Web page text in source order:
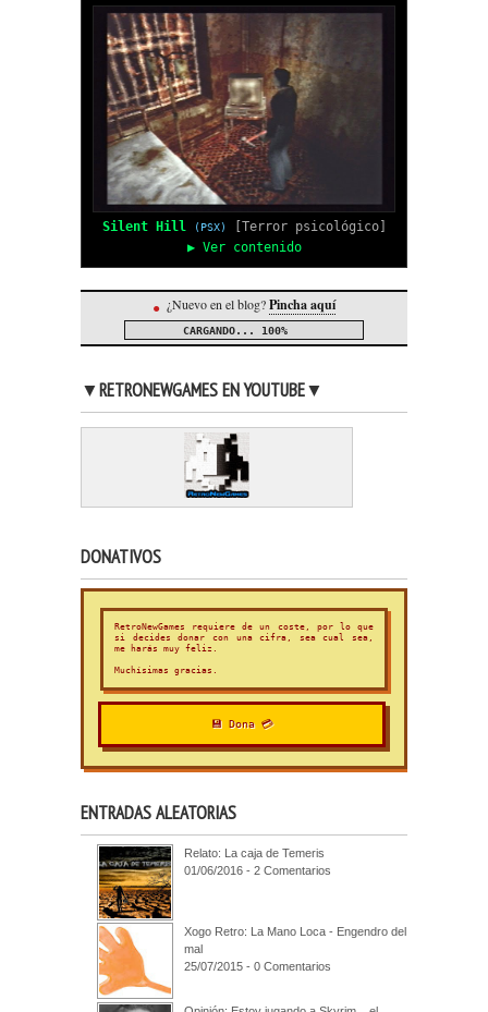
Silent Hill (PSX)
[Terror psicológico]
▶ Ver contenido
● ¿Nuevo en el blog?Pincha aquí
CARGANDO... 100%
▼RETRONEWGAMES EN YOUTUBE▼
DONATIVOS
RetroNewGames requiere de un coste, por lo que
si decides donar con una cifra, sea cual sea,
me harás muy feliz.
Muchísimas gracias.
💾 Dona 💳
ENTRADAS ALEATORIAS
Relato: La caja de Temeris
01/06/2016 - 2 Comentarios
Xogo Retro: La Mano Loca - Engendro del
mal
25/07/2015 - 0 Comentarios